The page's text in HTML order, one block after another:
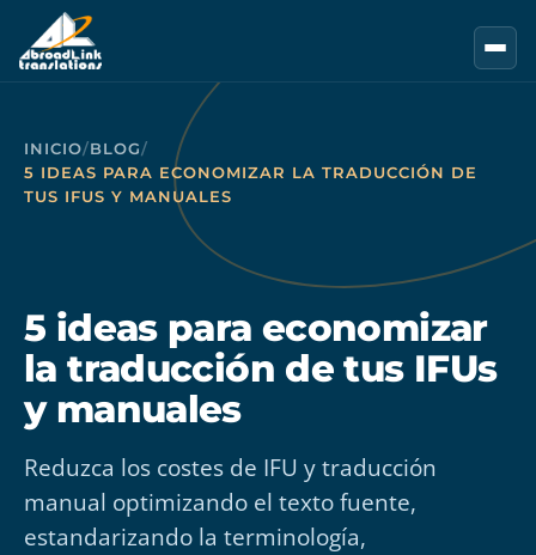
Saltar al contenido principal
INICIO/BLOG/
5 IDEAS PARA ECONOMIZAR LA TRADUCCIÓN DE
TUS IFUS Y MANUALES
5 ideas para economizar
la traducción de tus IFUs
y manuales
Reduzca los costes de IFU y traducción
manual optimizando el texto fuente,
estandarizando la terminología,